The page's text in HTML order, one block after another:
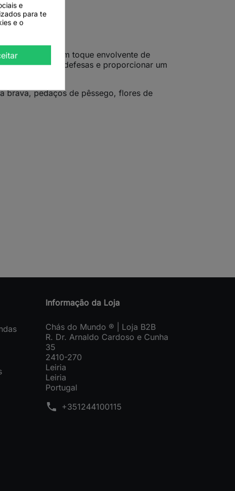
de flores e um toque envolvente de
reforçar as defesas e proporcionar um
brava, pedaços de pêssego, flores de
Informação da Loja
Chás do Mundo ® | Loja B2B
R. Dr. Arnaldo Cardoso e Cunha
35
2410-270
Leiria
Leiria
Portugal
phone +351244100115
e
para te
e o